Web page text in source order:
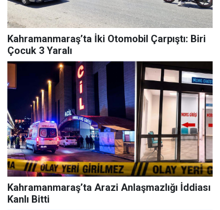
Kahramanmaraş’ta İki Otomobil Çarpıştı: Biri
Çocuk 3 Yaralı
Kahramanmaraş’ta Arazi Anlaşmazlığı İddiası
Kanlı Bitti